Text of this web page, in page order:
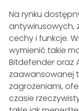
Na rynku
antywirusowych,
cechy i funkcje.
wymienić takie
Bitdefender oraz
zaawansowanej
zagrożeniami,
czasie